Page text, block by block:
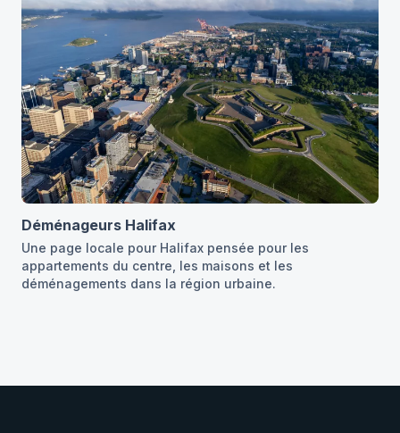
Déménageurs Halifax
Une page locale pour Halifax pensée pour les
appartements du centre, les maisons et les
déménagements dans la région urbaine.